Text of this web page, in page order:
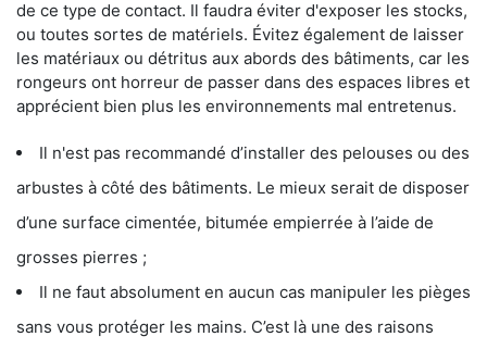
de ce type de contact. Il faudra éviter d'exposer les stocks,
ou toutes sortes de matériels. Évitez également de laisser
les matériaux ou détritus aux abords des bâtiments, car les
rongeurs ont horreur de passer dans des espaces libres et
apprécient bien plus les environnements mal entretenus.
Il n'est pas recommandé d’installer des pelouses ou des
arbustes à côté des bâtiments. Le mieux serait de disposer
d’une surface cimentée, bitumée empierrée à l’aide de
grosses pierres ;
Il ne faut absolument en aucun cas manipuler les pièges
sans vous protéger les mains. C’est là une des raisons